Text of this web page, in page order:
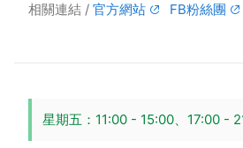
相關連結 官方網站 FB粉絲團
星期五：11:00 - 15:00、17:00 -